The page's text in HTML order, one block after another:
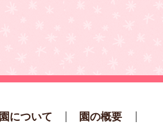
園について 園の概要